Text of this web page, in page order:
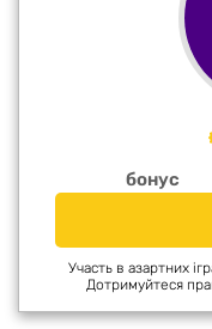
бонус
Участь в азартних
Дотримуйтеся